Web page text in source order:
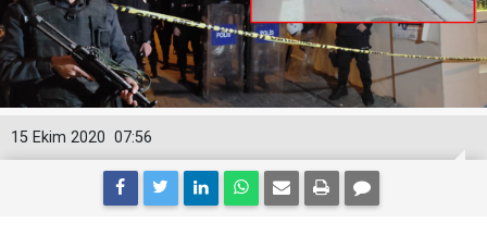
07:56
15 Ekim 2020